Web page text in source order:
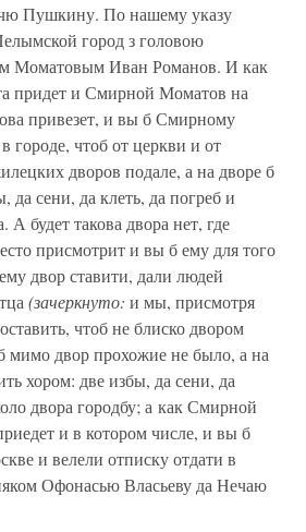
Пушкину. По нашему указу
город з головою
Моматовым Иван Романов. И как
придет и Смирной Моматов на
привезет, и вы б Смирному
городе, чтоб от церкви и от
дворов подале, а на дворе б
да сени, да клеть, да погреб и
А будет такова двора нет, где
присмотрит и вы б ему для того
двор ставити, дали людей
(зачеркнуто: и мы, присмотря
чтоб не блиско двором
мимо двор прохожие не было, а на
хором: две избы, да сени, да
двора городбу; а как Смирной
и в котором числе, и вы б
и велели отписку отдати в
Офонасью Власьеву да Нечаю